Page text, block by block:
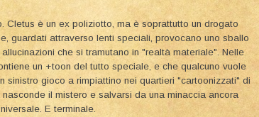
Cletus è un ex poliziotto, ma è soprattutto un drogato
guardati attraverso lenti speciali, provocano uno sballo
che si tramutano in "realtà materiale". Nelle
un +toon del tutto speciale, e che qualcuno vuole
sinistro gioco a rimpiattino nei quartieri "cartoonizzati" di
il mistero e salvarsi da una minaccia ancora
E terminale.